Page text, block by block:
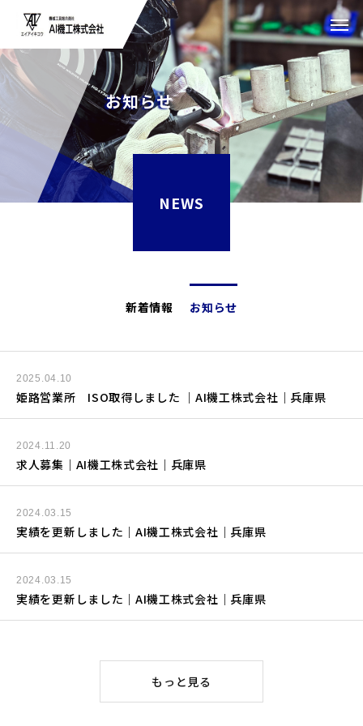
お知らせ
NEWS
新着情報 お知らせ
2025.04.10
姫路営業所 ISO取得しました ｜AI機工株式会社｜兵庫県
2024.11.20
求人募集｜AI機工株式会社｜兵庫県
2024.03.15
実績を更新しました｜AI機工株式会社｜兵庫県
2024.03.15
実績を更新しました｜AI機工株式会社｜兵庫県
もっと見る